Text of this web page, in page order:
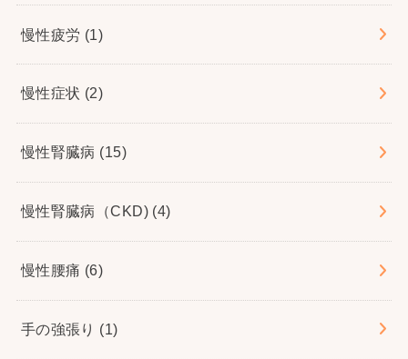
慢性疲労 (1)
慢性症状 (2)
慢性腎臓病 (15)
慢性腎臓病（CKD) (4)
慢性腰痛 (6)
手の強張り (1)